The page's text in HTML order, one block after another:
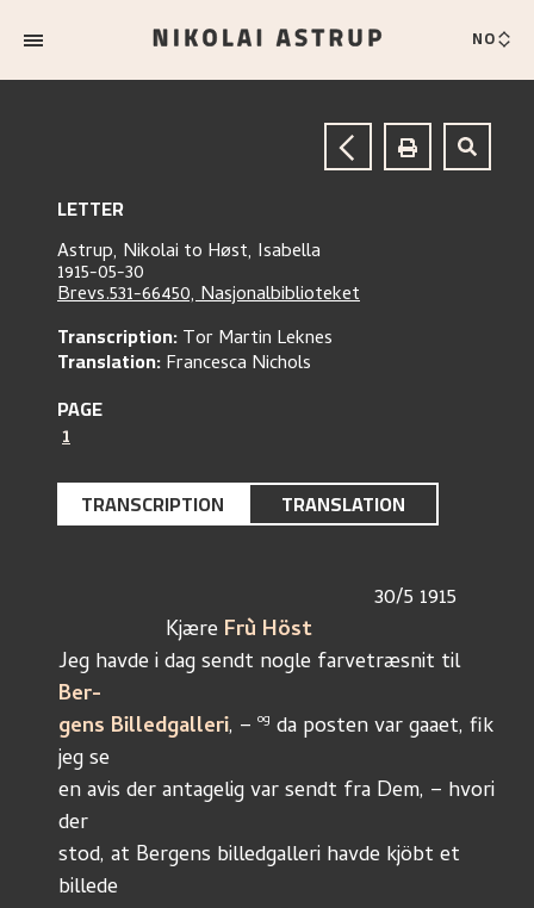
NO
LETTER
Astrup, Nikolai to Høst, Isabella
1915-05-30
Brevs.531-66450, Nasjonalbiblioteket
Transcription:Tor Martin Leknes
Translation:Francesca Nichols
PAGE
1
TRANSCRIPTION TRANSLATION
			                             30/5 1915
	          Kjære
Frù Höst
Jeg havde i dag sendt nogle farvetræsnit til
Ber-
gens Billedgalleri, – og da posten var gaaet, fik
jeg se
en avis der antagelig var sendt fra Dem, – hvori
der
stod, at Bergens billedgalleri havde kjöbt et
billede